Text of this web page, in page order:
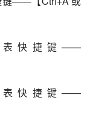
表快捷键——
表快捷键——